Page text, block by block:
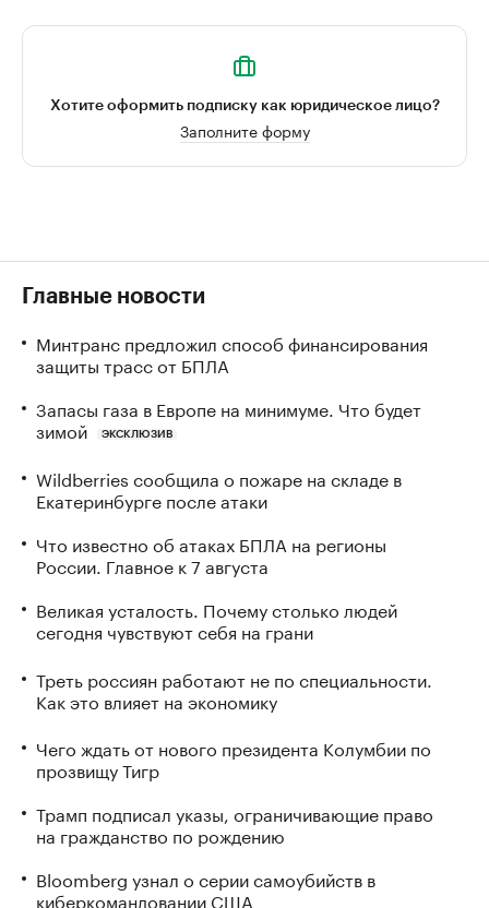
Хотите оформить подписку как юридическое лицо?
Заполните форму
Главные новости
Минтранс предложил способ финансирования
защиты трасс от БПЛА
Запасы газа в Европе на минимуме. Что будет
зимой
ЭКСКЛЮЗИВ
Wildberries сообщила о пожаре на складе в
Екатеринбурге после атаки
Что известно об атаках БПЛА на регионы
России. Главное к 7 августа
Великая усталость. Почему столько людей
сегодня чувствуют себя на грани
Треть россиян работают не по специальности.
Как это влияет на экономику
Чего ждать от нового президента Колумбии по
прозвищу Тигр
Трамп подписал указы, ограничивающие право
на гражданство по рождению
Bloomberg узнал о серии самоубийств в
киберкомандовании США